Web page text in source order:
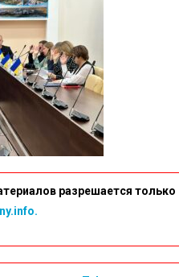
разрешается